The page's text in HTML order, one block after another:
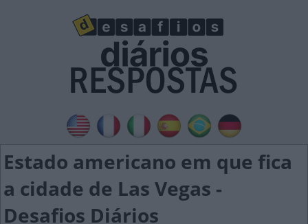
Estado americano em que fica
a cidade de Las Vegas -
Desafios Diários